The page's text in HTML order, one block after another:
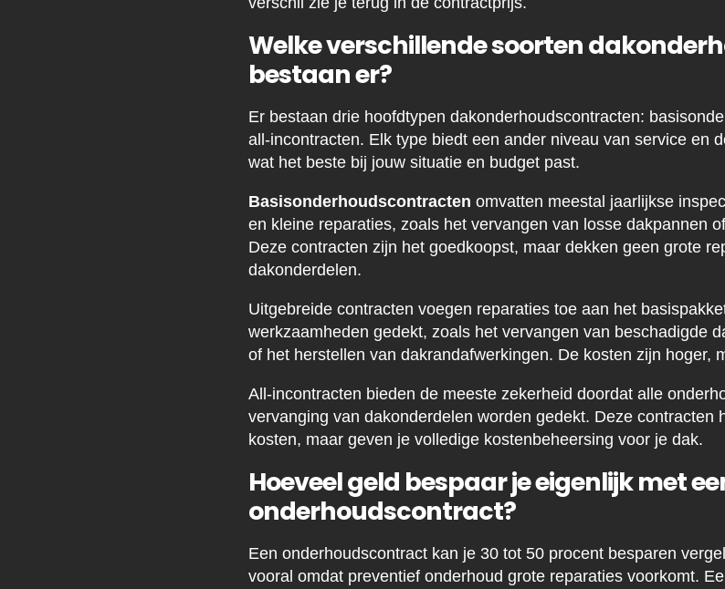
Welke verschillende soorten
bestaan er?
Er bestaan drie hoofdtypen dakonderhoudscontracten:
all-incontracten. Elk type biedt een ander niveau van service en
wat het beste bij jouw situatie en budget past.
Basisonderhoudscontracten omvatten meestal jaarlijkse
en kleine reparaties, zoals het vervangen van losse dakpannen
Deze contracten zijn het goedkoopst, maar dekken geen grote
dakonderdelen.
Uitgebreide contracten voegen reparaties toe aan het
werkzaamheden gedekt, zoals het vervangen van beschadigde
of het herstellen van dakrandafwerkingen. De kosten zijn hoger,
All-incontracten bieden de meeste zekerheid doordat alle
vervanging van dakonderdelen worden gedekt. Deze contracten
kosten, maar geven je volledige kostenbeheersing voor je dak.
Hoeveel geld bespaar je eigenlijk met
onderhoudscontract?
Een onderhoudscontract kan je 30 tot 50 procent besparen
vooral omdat preventief onderhoud grote reparaties voorkomt.